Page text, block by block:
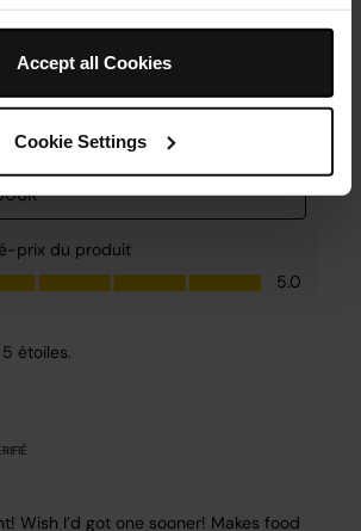
Accept all Cookies
Cookie Settings